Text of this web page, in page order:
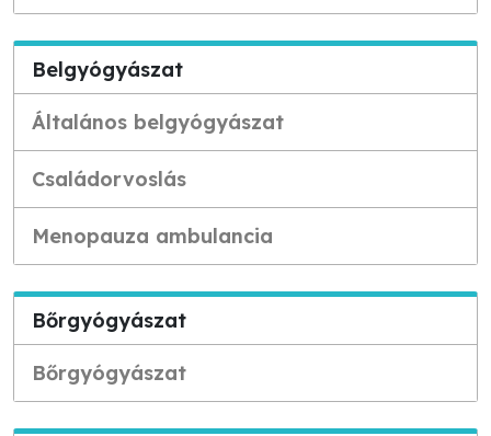
Belgyógyászat
Általános belgyógyászat
Családorvoslás
Menopauza ambulancia
Bőrgyógyászat
Bőrgyógyászat